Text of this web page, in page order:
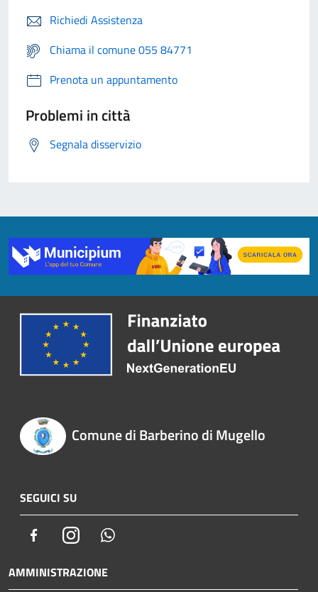
Richiedi Assistenza
Chiama il comune 055 84771
Prenota un appuntamento
Problemi in città
Segnala disservizio
Comune di Barberino di Mugello
SEGUICI SU
FacebookInstagram
AMMINISTRAZIONE